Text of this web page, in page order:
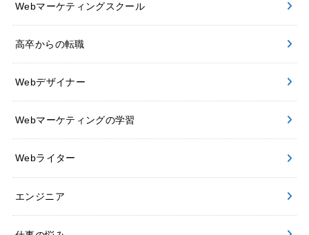
Webマーケティングスクール
高卒からの転職
Webデザイナー
Webマーケティングの学習
Webライター
エンジニア